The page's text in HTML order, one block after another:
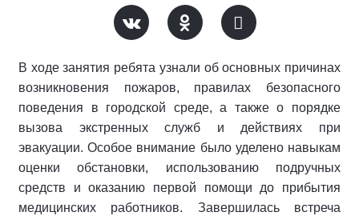
В ходе занятия ребята узнали об основных причинах
возникновения пожаров, правилах безопасного
поведения в городской среде, а также о порядке
вызова экстренных служб и действиях при
эвакуации. Особое внимание было уделено навыкам
оценки обстановки, использованию подручных
средств и оказанию первой помощи до прибытия
медицинских работников. Завершилась встреча